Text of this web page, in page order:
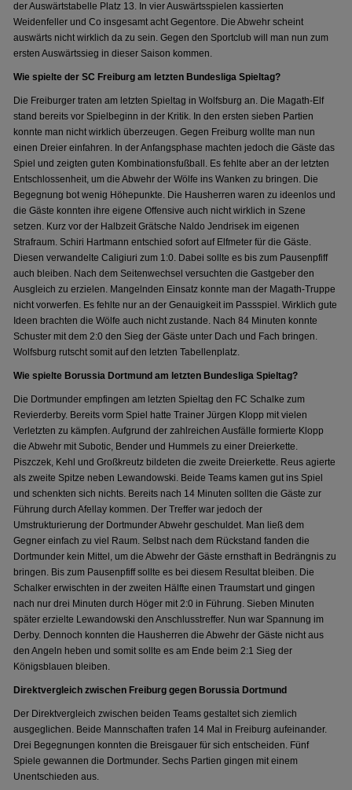
der Auswärtstabelle Platz 13. In vier Auswärtsspielen kassierten
Weidenfeller und Co insgesamt acht Gegentore. Die Abwehr scheint
auswärts nicht wirklich da zu sein. Gegen den Sportclub will man nun zum
ersten Auswärtssieg in dieser Saison kommen.
Wie spielte der SC Freiburg am letzten Bundesliga Spieltag?
Die Freiburger traten am letzten Spieltag in Wolfsburg an. Die Magath-Elf
stand bereits vor Spielbeginn in der Kritik. In den ersten sieben Partien
konnte man nicht wirklich überzeugen. Gegen Freiburg wollte man nun
einen Dreier einfahren. In der Anfangsphase machten jedoch die Gäste das
Spiel und zeigten guten Kombinationsfußball. Es fehlte aber an der letzten
Entschlossenheit, um die Abwehr der Wölfe ins Wanken zu bringen. Die
Begegnung bot wenig Höhepunkte. Die Hausherren waren zu ideenlos und
die Gäste konnten ihre eigene Offensive auch nicht wirklich in Szene
setzen. Kurz vor der Halbzeit Grätsche Naldo Jendrisek im eigenen
Strafraum. Schiri Hartmann entschied sofort auf Elfmeter für die Gäste.
Diesen verwandelte Caligiuri zum 1:0. Dabei sollte es bis zum Pausenpfiff
auch bleiben. Nach dem Seitenwechsel versuchten die Gastgeber den
Ausgleich zu erzielen. Mangelnden Einsatz konnte man der Magath-Truppe
nicht vorwerfen. Es fehlte nur an der Genauigkeit im Passspiel. Wirklich gute
Ideen brachten die Wölfe auch nicht zustande. Nach 84 Minuten konnte
Schuster mit dem 2:0 den Sieg der Gäste unter Dach und Fach bringen.
Wolfsburg rutscht somit auf den letzten Tabellenplatz.
Wie spielte Borussia Dortmund am letzten Bundesliga Spieltag?
Die Dortmunder empfingen am letzten Spieltag den FC Schalke zum
Revierderby. Bereits vorm Spiel hatte Trainer Jürgen Klopp mit vielen
Verletzten zu kämpfen. Aufgrund der zahlreichen Ausfälle formierte Klopp
die Abwehr mit Subotic, Bender und Hummels zu einer Dreierkette.
Piszczek, Kehl und Großkreutz bildeten die zweite Dreierkette. Reus agierte
als zweite Spitze neben Lewandowski. Beide Teams kamen gut ins Spiel
und schenkten sich nichts. Bereits nach 14 Minuten sollten die Gäste zur
Führung durch Afellay kommen. Der Treffer war jedoch der
Umstrukturierung der Dortmunder Abwehr geschuldet. Man ließ dem
Gegner einfach zu viel Raum. Selbst nach dem Rückstand fanden die
Dortmunder kein Mittel, um die Abwehr der Gäste ernsthaft in Bedrängnis zu
bringen. Bis zum Pausenpfiff sollte es bei diesem Resultat bleiben. Die
Schalker erwischten in der zweiten Hälfte einen Traumstart und gingen
nach nur drei Minuten durch Höger mit 2:0 in Führung. Sieben Minuten
später erzielte Lewandowski den Anschlusstreffer. Nun war Spannung im
Derby. Dennoch konnten die Hausherren die Abwehr der Gäste nicht aus
den Angeln heben und somit sollte es am Ende beim 2:1 Sieg der
Königsblauen bleiben.
Direktvergleich zwischen Freiburg gegen Borussia Dortmund
Der Direktvergleich zwischen beiden Teams gestaltet sich ziemlich
ausgeglichen. Beide Mannschaften trafen 14 Mal in Freiburg aufeinander.
Drei Begegnungen konnten die Breisgauer für sich entscheiden. Fünf
Spiele gewannen die Dortmunder. Sechs Partien gingen mit einem
Unentschieden aus.